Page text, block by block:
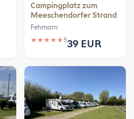
Campingplatz zum
Meeschendorfer Strand
Fehmarn
★ ★ ★ ★ ★539 EUR